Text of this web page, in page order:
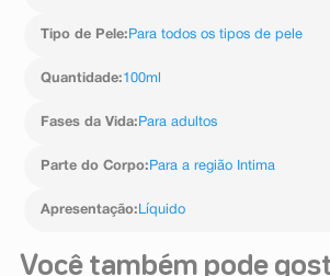
Tipo de Pele: Para todos os tipos de pele
Quantidade:100ml
Fases da Vida: Para adultos
Parte do Corpo: Para a região Intima
Apresentação: Líquido
Você também pode